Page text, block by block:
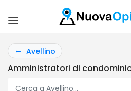
Avellino
Amministratori di